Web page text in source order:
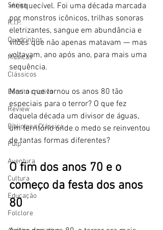
Séries
R.I.P.
Quadrinhos
Músicas
Clássicos
Escrita criativa
Review
Biblioteca Clássica
Pulp
Aventura
Cultura
Educação
Folclore
inesquecível. Foi uma década marcada
por monstros icônicos, trilhas sonoras
eletrizantes, sangue em abundância e
vilões que não apenas matavam — mas
voltavam, ano após ano, para mais uma
sequência.
Mas o que tornou os anos 80 tão
especiais para o terror? O que fez
daquela década um divisor de águas,
um território onde o medo se reinventou
de tantas formas diferentes?
O fim dos anos 70 e o
começo da festa dos anos
80